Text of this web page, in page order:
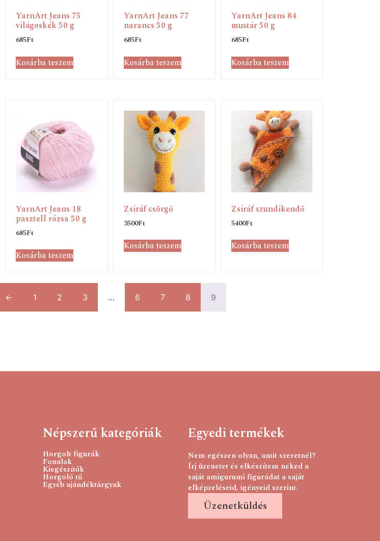
YarnArt Jeans 75
világoskék 50 g
685Ft
Kosárba teszem
YarnArt Jeans 77
narancs 50 g
685Ft
Kosárba teszem
YarnArt Jeans 84
mustár 50 g
685Ft
Kosárba teszem
YarnArt Jeans 18
pasztell rózsa 50 g
685Ft
Kosárba teszem
Zsiráf csörgő
3500Ft
Kosárba teszem
Zsiráf szundikendő
5400Ft
Kosárba teszem
← 1 2 3 … 6 7 8 9
Népszerű kategóriák
Horgolt figurák
Fonalak
Kiegészítők
Horgoló tű
Egyéb ajándéktárgyak
Egyedi termékek
Nem egészen olyan, amit szeretnél?
Írj üzenetet és elkészítem neked a
saját amigurumi figurádat a saját
elképzeléseid, igényeid szerint.
Üzenetküldés